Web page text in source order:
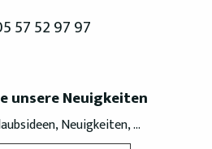
57 52 97 97
unsere Neuigkeiten
Neuigkeiten, ...